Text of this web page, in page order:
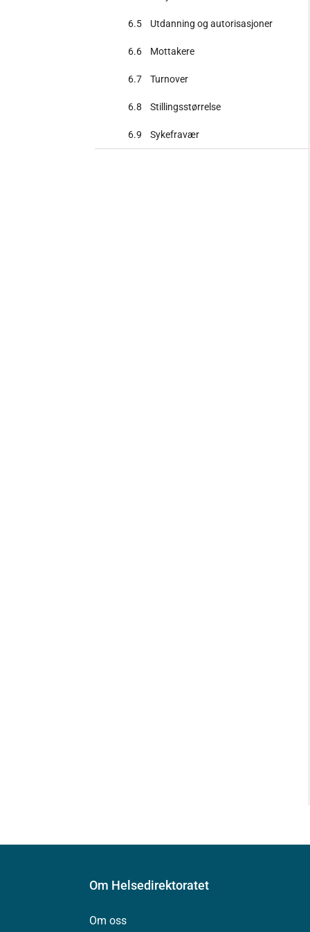
6.5 Utdanning og autorisasjoner
6.6 Mottakere
6.7 Turnover
6.8 Stillingsstørrelse
6.9 Sykefravær
Om Helsedirektoratet
Om oss